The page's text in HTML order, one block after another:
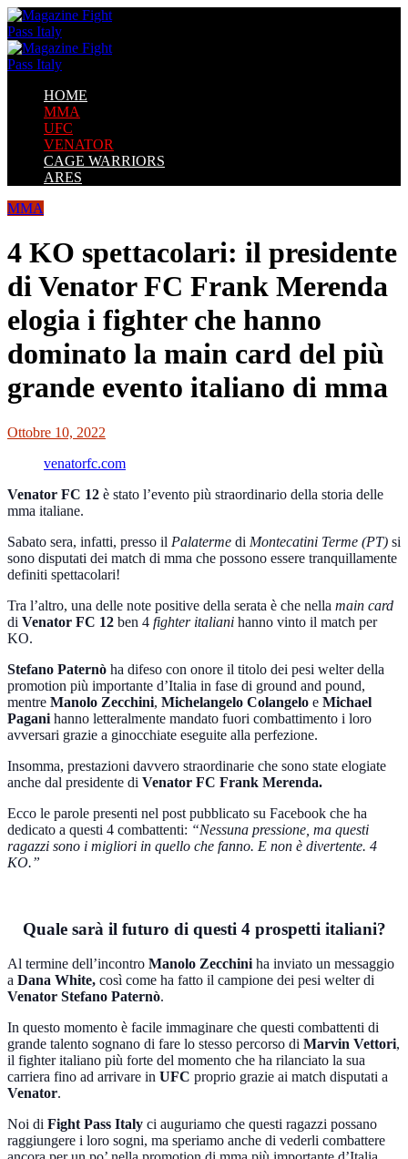
HOME
MMA
UFC
VENATOR
CAGE WARRIORS
ARES
MMA
4 KO spettacolari: il presidente
di Venator FC Frank Merenda
elogia i fighter che hanno
dominato la main card del più
grande evento italiano di mma
Ottobre 10, 2022
venatorfc.com
Venator FC 12 è stato l’evento più straordinario della storia delle
mma italiane.
Sabato sera, infatti, presso il Palaterme di Montecatini Terme (PT) si
sono disputati dei match di mma che possono essere tranquillamente
definiti spettacolari!
Tra l’altro, una delle note positive della serata è che nella main card
di Venator FC 12 ben 4 fighter italiani hanno vinto il match per
KO.
Stefano Paternò ha difeso con onore il titolo dei pesi welter della
promotion più importante d’Italia in fase di ground and pound,
mentre Manolo Zecchini, Michelangelo Colangelo e Michael
Pagani hanno letteralmente mandato fuori combattimento i loro
avversari grazie a ginocchiate eseguite alla perfezione.
Insomma, prestazioni davvero straordinarie che sono state elogiate
anche dal presidente di Venator FC Frank Merenda.
Ecco le parole presenti nel post pubblicato su Facebook che ha
dedicato a questi 4 combattenti: “Nessuna pressione, ma questi
ragazzi sono i migliori in quello che fanno. E non è divertente. 4
KO.”
Quale sarà il futuro di questi 4 prospetti italiani?
Al termine dell’incontro Manolo Zecchini ha inviato un messaggio
a Dana White, così come ha fatto il campione dei pesi welter di
Venator Stefano Paternò.
In questo momento è facile immaginare che questi combattenti di
grande talento sognano di fare lo stesso percorso di Marvin Vettori,
il fighter italiano più forte del momento che ha rilanciato la sua
carriera fino ad arrivare in UFC proprio grazie ai match disputati a
Venator.
Noi di Fight Pass Italy ci auguriamo che questi ragazzi possano
raggiungere i loro sogni, ma speriamo anche di vederli combattere